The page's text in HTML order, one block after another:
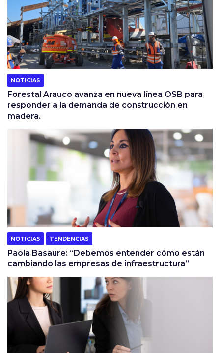
NOTICIAS
Forestal Arauco avanza en nueva línea OSB para
responder a la demanda de construcción en
madera.
NOTICIAS TENDENCIAS
Paola Basaure: “Debemos entender cómo están
cambiando las empresas de infraestructura”